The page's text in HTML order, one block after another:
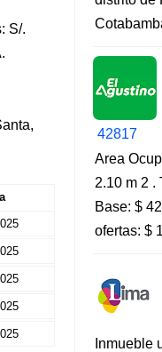
S/.
42817
Area
2.10 m 2 .
Base: $
ofertas: $
Inmueble